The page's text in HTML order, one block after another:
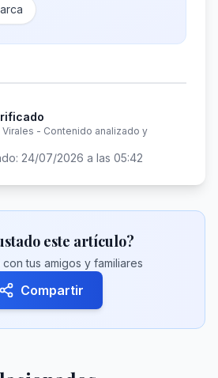
Virales - Contenido analizado y
24/07/2026 a las 05:42
este artículo?
tus amigos y familiares
Compartir